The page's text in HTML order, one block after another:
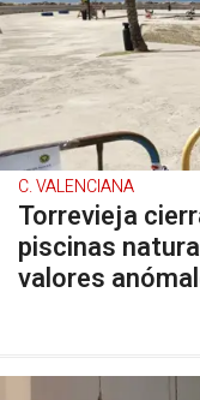
C. VALENCIANA
Torrevieja
piscinas
valores